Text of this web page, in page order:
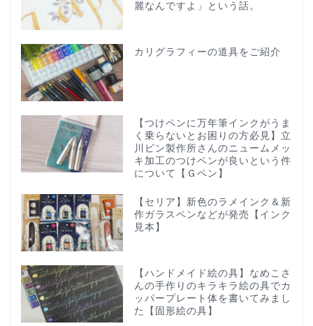
麗なんですよ」という話。
カリグラフィーの道具をご紹介
【つけペンに万年筆インクがうま
く乗らないとお困りの方必見】立
川ピン製作所さんのニュームメッ
キ加工のつけペンが良いという件
について【Ｇペン】
【セリア】新色のラメインク＆新
作ガラスペンなどが発売【インク
見本】
【ハンドメイド絵の具】なめこさ
んの手作りのキラキラ絵の具でカ
ッパープレート体を書いてみまし
た【固形絵の具】